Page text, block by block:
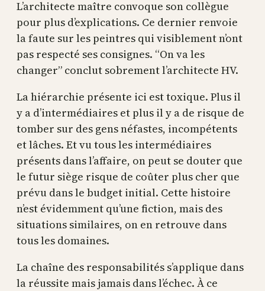
L’architecte maître convoque son collègue
pour plus d’explications. Ce dernier renvoie
la faute sur les peintres qui visiblement n’ont
pas respecté ses consignes. “On va les
changer” conclut sobrement l’architecte HV.
La hiérarchie présente ici est toxique. Plus il
y a d’intermédiaires et plus il y a de risque de
tomber sur des gens néfastes, incompétents
et lâches. Et vu tous les intermédiaires
présents dans l’affaire, on peut se douter que
le futur siège risque de coûter plus cher que
prévu dans le budget initial. Cette histoire
n’est évidemment qu’une fiction, mais des
situations similaires, on en retrouve dans
tous les domaines.
La chaîne des responsabilités s’applique dans
la réussite mais jamais dans l’échec. À ce